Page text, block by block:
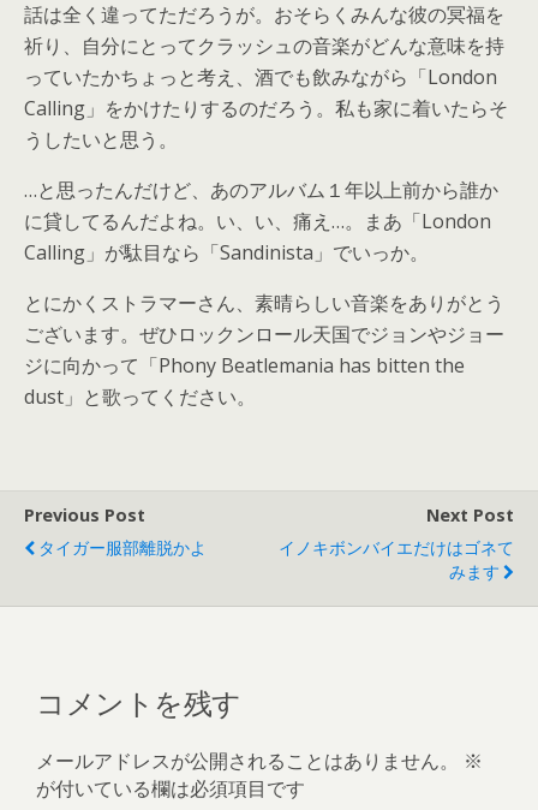
話は全く違ってただろうが。おそらくみんな彼の冥福を
祈り、自分にとってクラッシュの音楽がどんな意味を持
っていたかちょっと考え、酒でも飲みながら「London
Calling」をかけたりするのだろう。私も家に着いたらそ
うしたいと思う。
…と思ったんだけど、あのアルバム１年以上前から誰か
に貸してるんだよね。い、い、痛え…。まあ「London
Calling」が駄目なら「Sandinista」でいっか。
とにかくストラマーさん、素晴らしい音楽をありがとう
ございます。ぜひロックンロール天国でジョンやジョー
ジに向かって「Phony Beatlemania has bitten the
dust」と歌ってください。
Previous Post
タイガー服部離脱かよ
Next Post
イノキボンバイエだけはゴネて
みます
コメントを残す
メールアドレスが公開されることはありません。
※
が付いている欄は必須項目です